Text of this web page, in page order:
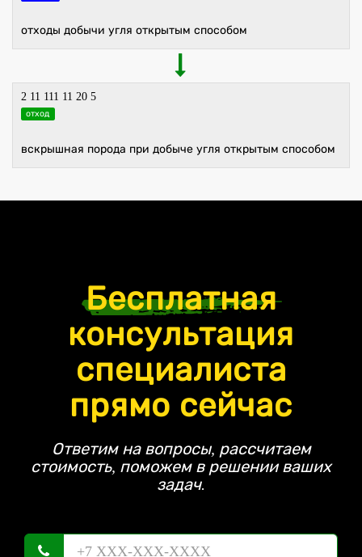
отходы добычи угля открытым способом
2 11 111 11 20 5
отход
вскрышная порода при добыче угля открытым способом
Бесплатная
консультация
специалиста
прямо сейчас
Ответим на вопросы, рассчитаем
стоимость, поможем в решении ваших
задач.